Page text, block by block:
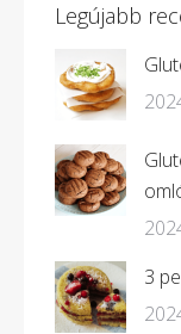
Legújabb
3